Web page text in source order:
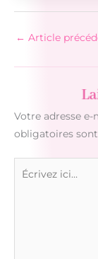
← Article
Votre adresse e-
obligatoires